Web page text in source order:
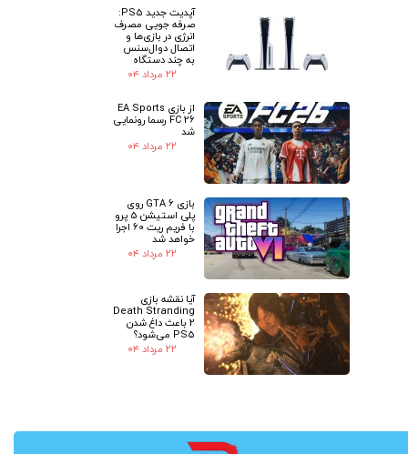
آپدیت جدید PS5:
صرفه جویی مصرف
انرژی در بازی‌ها و
اتصال دوال‌سنس
به چند دستگاه
۲۲ مرداد ۰۴
از بازی EA Sports
FC 26 رسما رونمایی
شد
۲۲ مرداد ۰۴
بازی GTA 6 روی
پلی استیشن 5 پرو
با فریم ریت 60 اجرا
خواهد شد
۲۲ مرداد ۰۴
آیا نقشه بازی
Death Stranding
2 باعث داغ شدن
PS5 می‌شود؟
۲۲ مرداد ۰۴